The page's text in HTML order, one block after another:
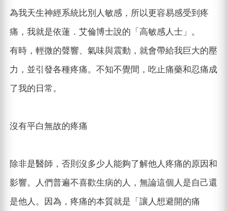
為我天生神經系統比別人敏感，所以更容易感受到疼
痛，我就是依蓮．艾倫博士說的「高敏感人士」。
有時，輕微的聲響、氣味與震動，就會帶給我巨大的壓
力，並引發各種疼痛。不知不覺間，吃止痛藥和忍痛成
了我的日常。
沒有平白無故的疼痛
除非是醫師，否則沒多少人能夠了解他人疼痛的原因和
影響。人們普遍不喜歡生病的人，無論這個人是自己還
是他人。因為，疼痛的本質就是「讓人想避開的痛